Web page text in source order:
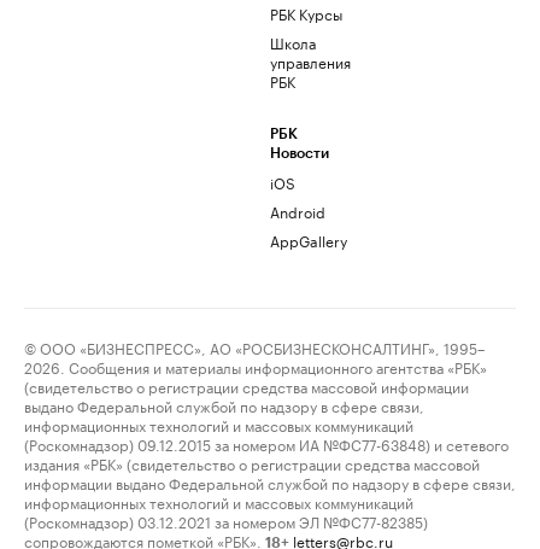
РБК Курсы
Школа
управления
РБК
РБК
Новости
iOS
Android
AppGallery
© ООО «БИЗНЕСПРЕСС», АО «РОСБИЗНЕСКОНСАЛТИНГ», 1995–
2026. Сообщения и материалы информационного агентства «РБК»
(свидетельство о регистрации средства массовой информации
выдано Федеральной службой по надзору в сфере связи,
информационных технологий и массовых коммуникаций
(Роскомнадзор) 09.12.2015 за номером ИА №ФС77-63848) и сетевого
издания «РБК» (свидетельство о регистрации средства массовой
информации выдано Федеральной службой по надзору в сфере связи,
информационных технологий и массовых коммуникаций
(Роскомнадзор) 03.12.2021 за номером ЭЛ №ФС77-82385)
сопровождаются пометкой «РБК».
18+ letters@rbc.ru